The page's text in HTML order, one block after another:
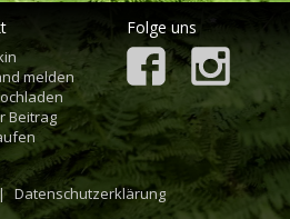
melden
Beitrag
Folge uns
Datenschutzerklärung